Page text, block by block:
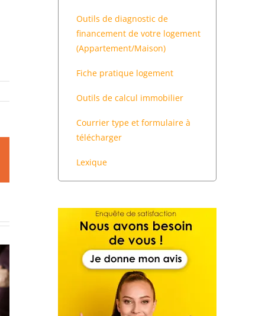
Outils de diagnostic de
financement de votre logement
(Appartement/Maison)
Fiche pratique logement
Outils de calcul immobilier
Courrier type et formulaire à
télécharger
Lexique